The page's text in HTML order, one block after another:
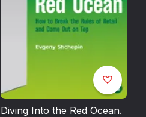
Diving Into the Red Ocean.